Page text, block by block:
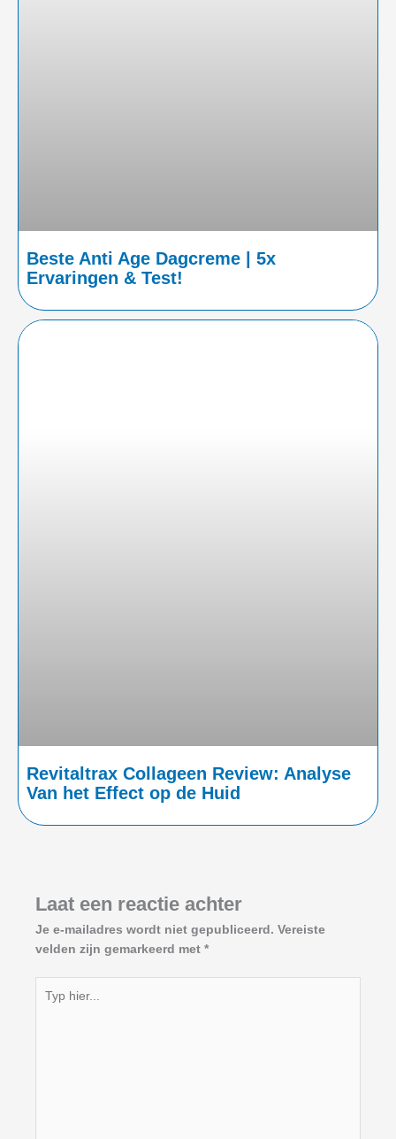
Beste Anti Age Dagcreme | 5x
Ervaringen & Test!
Revitaltrax Collageen Review: Analyse
Van het Effect op de Huid
Laat een reactie achter
Je e-mailadres wordt niet gepubliceerd. Vereiste
velden zijn gemarkeerd met *
hier...